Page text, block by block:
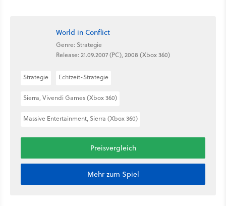
World in Conflict
Genre: Strategie
Release: 21.09.2007 (PC), 2008 (Xbox 360)
Strategie Echtzeit-Strategie
Sierra, Vivendi Games (Xbox 360)
Massive Entertainment, Sierra (Xbox 360)
Preisvergleich
Mehr zum Spiel